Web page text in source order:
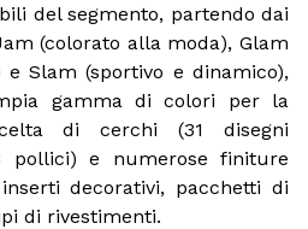
del segmento, partendo dai
(colorato alla moda), Glam
e Slam (sportivo e dinamico),
gamma di colori per la
di cerchi (31 disegni
pollici) e numerose finiture
decorativi, pacchetti di
di rivestimenti.